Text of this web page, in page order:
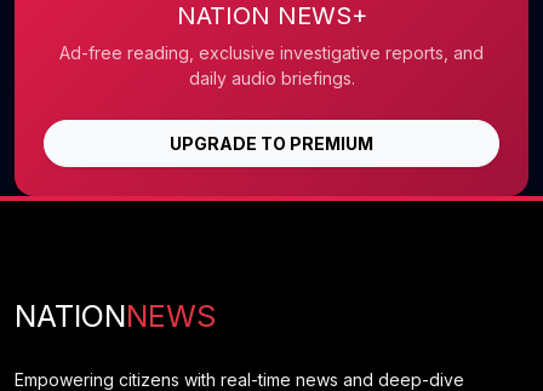
NATION NEWS+
Ad-free reading, exclusive investigative reports, and
daily audio briefings.
UPGRADE TO PREMIUM
NATIONNEWS
Empowering citizens with real-time news and deep-dive